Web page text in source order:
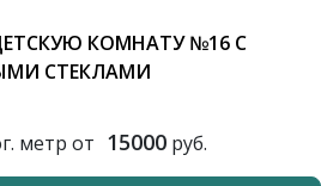
КОМНАТУ №16 С
СТЕКЛАМИ
метр от 15000руб.